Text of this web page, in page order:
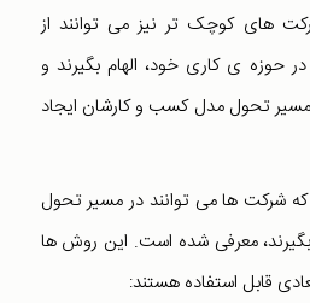
های کوچک تر نیز می توانند از
حوزه ی کاری خود، الهام بگیرند و
مسیر تحول مدل کسب و کارشان ایجاد
شرکت ها می توانند در مسیر تحول
بگیرند، معرفی شده است. این روش ها
قابل استفاده هستند: